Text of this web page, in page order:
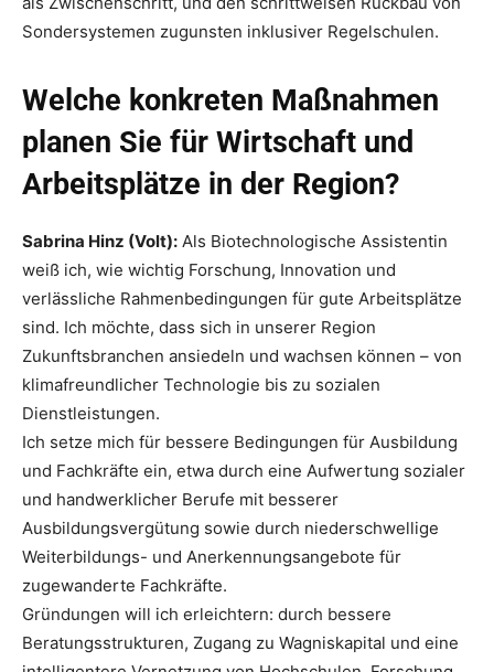
Sondersystemen zugunsten inklusiver Regelschulen.
Welche konkreten Maßnahmen
planen Sie für Wirtschaft und
Arbeitsplätze in der Region?
Sabrina Hinz (Volt): Als Biotechnologische Assistentin
weiß ich, wie wichtig Forschung, Innovation und
verlässliche Rahmenbedingungen für gute Arbeitsplätze
sind. Ich möchte, dass sich in unserer Region
Zukunftsbranchen ansiedeln und wachsen können – von
klimafreundlicher Technologie bis zu sozialen
Dienstleistungen.
Ich setze mich für bessere Bedingungen für Ausbildung
und Fachkräfte ein, etwa durch eine Aufwertung sozialer
und handwerklicher Berufe mit besserer
Ausbildungsvergütung sowie durch niederschwellige
Weiterbildungs- und Anerkennungsangebote für
zugewanderte Fachkräfte.
Gründungen will ich erleichtern: durch bessere
Beratungsstrukturen, Zugang zu Wagniskapital und eine